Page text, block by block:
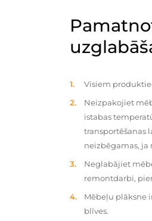
Visiem
Neizpakojiet
istabas
transportēšanas
neizbēgamas, ja
Neglabājiet
remontdarbi,
Mēbeļu plāksne
blīves.